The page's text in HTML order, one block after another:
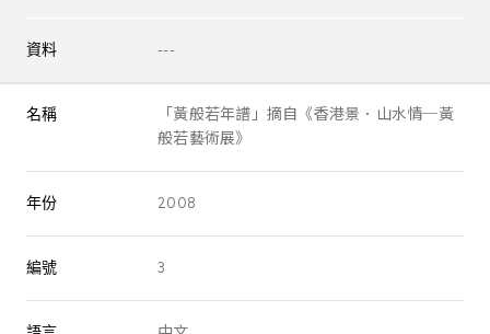
資料 ---
名稱
「黃般若年譜」摘自《香港景．山水情─黃
般若藝術展》
年份 2008
編號 3